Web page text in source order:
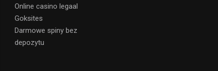
Online casino legaal
Goksites
Darmowe spiny bez
depozytu